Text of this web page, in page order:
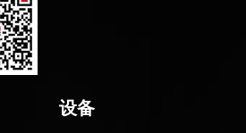
设备